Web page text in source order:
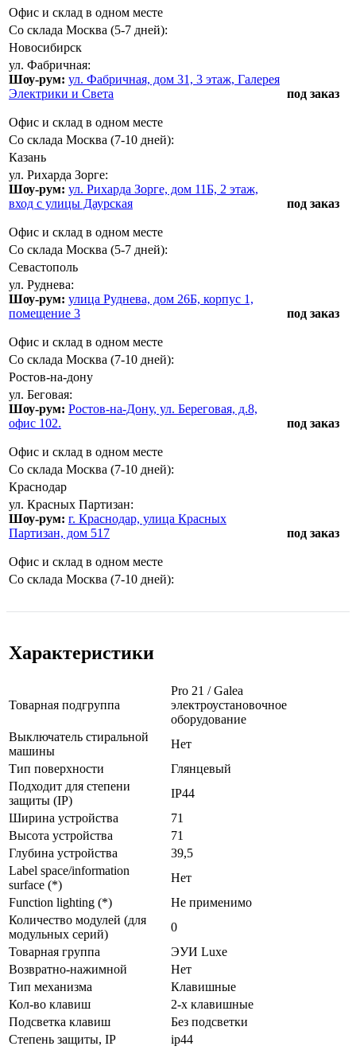
Офис и склад в одном месте
Со склада Москва (5-7 дней):
Новосибирск
ул. Фабричная:
Шоу-рум: ул. Фабричная, дом 31, 3 этаж, Галерея
Электрики и Света
Офис и склад в одном месте
под заказ
Со склада Москва (7-10 дней):
Казань
ул. Рихарда Зорге:
Шоу-рум: ул. Рихарда Зорге, дом 11Б, 2 этаж,
вход с улицы Даурская
Офис и склад в одном месте
под заказ
Со склада Москва (5-7 дней):
Севастополь
ул. Руднева:
Шоу-рум: улица Руднева, дом 26Б, корпус 1,
помещение 3
Офис и склад в одном месте
под заказ
Со склада Москва (7-10 дней):
Ростов-на-дону
ул. Беговая:
Шоу-рум: Ростов-на-Дону, ул. Береговая, д.8,
офис 102.
Офис и склад в одном месте
под заказ
Со склада Москва (7-10 дней):
Краснодар
ул. Красных Партизан:
Шоу-рум: г. Краснодар, улица Красных
Партизан, дом 517
Офис и склад в одном месте
под заказ
Со склада Москва (7-10 дней):
Характеристики
Товарная подгруппа
Pro 21 / Galea
электроустановочное
оборудование
Выключатель стиральной
машины
Нет
Тип поверхности
Глянцевый
Подходит для степени
защиты (IP)
IP44
Ширина устройства
71
Высота устройства
71
Глубина устройства
39,5
Label space/information
surface (*)
Нет
Function lighting (*)
Не применимо
Количество модулей (для
модульных серий)
0
Товарная группа
ЭУИ Luxe
Возвратно-нажимной
Нет
Тип механизма
Клавишные
Кол-во клaвиш
2-х клавишные
Подсветка клавиш
Без подсветки
Стeпень зaщиты, IP
ip44